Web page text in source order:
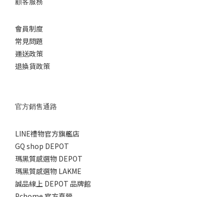
會員制度
常見問題
運送政策
退換貨政策
官方銷售通路
LINE禮物官方旗艦店
GQ shop DEPOT
瑪黑質感選物 DEPOT
瑪黑質感選物 LAKME
誠品線上 DEPOT 品牌館